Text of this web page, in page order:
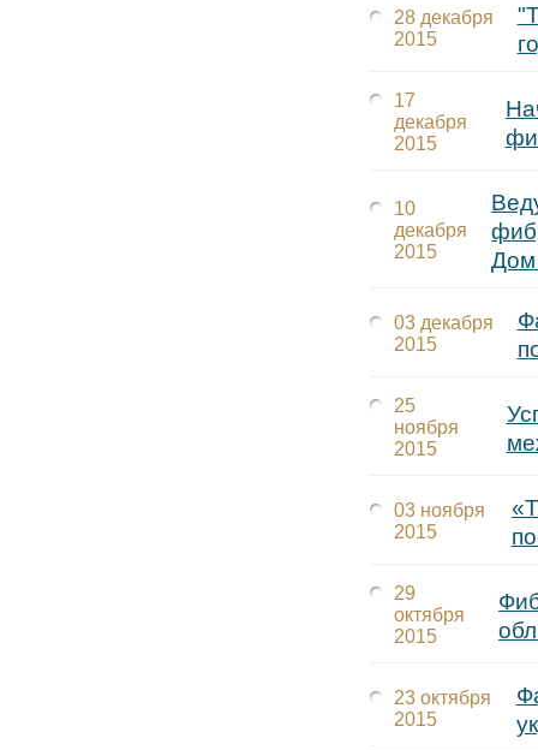
28 декабря
2015
17
декабря
2015
10
декабря
2015
03 декабря
2015
25
ноября
2015
03 ноября
2015
29
октября
2015
23 октября
2015